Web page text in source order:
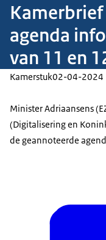
agenda
van 11 en
Kamerstuk02-04-2024
Minister Adriaansens
(Digitalisering en
de geannoteerde